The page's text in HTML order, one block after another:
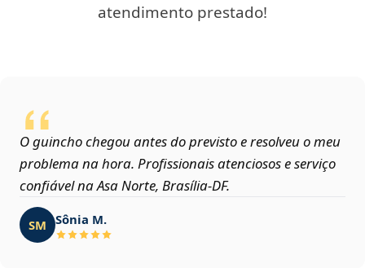
atendimento prestado!
O guincho chegou antes do previsto e resolveu o meu
problema na hora. Profissionais atenciosos e serviço
confiável na Asa Norte, Brasília‑DF.
SM Sônia M.